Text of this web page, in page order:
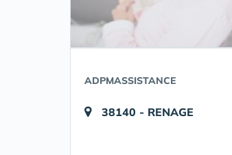
ADPMASSISTANCE
38140 - RENAGE